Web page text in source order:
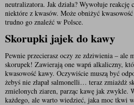
neutralizatora. Jak działa? Wywołuje
niektóre z kwasów. Może obniżyć
trudno go znaleźć w Polsce.
Skorupki jajek do kawy
Pewnie przecierasz oczy ze zdziwienia – ale
skorupek! Zawierają one wapń alkaliczny,
kwasowość kawy. Oczywiście muszą być
żebyś nie złapał salmonelli… teraz zmiażdż
zmielonych ziaren, parząc kawę jak zwykle.
każdego, ale warto wiedzieć, jaka moc tkwi